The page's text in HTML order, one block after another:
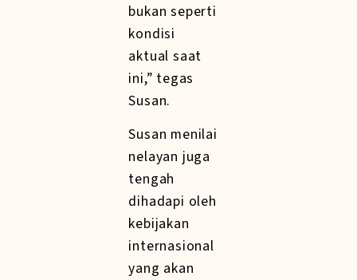
bukan seperti
kondisi
aktual saat
ini,” tegas
Susan.
Susan menilai
nelayan juga
tengah
dihadapi oleh
kebijakan
internasional
yang akan